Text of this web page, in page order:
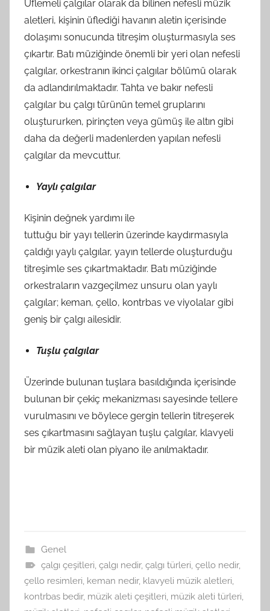
Üflemeli çalgılar olarak da bilinen nefesli müzik
aletleri, kişinin üflediği havanın aletin içerisinde
dolaşımı sonucunda titreşim oluşturmasıyla ses
çıkartır. Batı müziğinde önemli bir yeri olan nefesli
çalgılar, orkestranın ikinci çalgılar bölümü olarak
da adlandırılmaktadır. Tahta ve bakır nefesli
çalgılar bu çalgı türünün temel gruplarını
oluştururken, pirinçten veya gümüş ile altın gibi
daha da değerli madenlerden yapılan nefesli
çalgılar da mevcuttur.
Yaylı çalgılar
Kişinin değnek yardımı ile
tuttuğu bir yayı tellerin üzerinde kaydırmasıyla
çaldığı yaylı çalgılar, yayın tellerde oluşturduğu
titreşimle ses çıkartmaktadır. Batı müziğinde
orkestraların vazgeçilmez unsuru olan yaylı
çalgılar; keman, çello, kontrbas ve viyolalar gibi
geniş bir çalgı ailesidir.
Tuşlu çalgılar
Üzerinde bulunan tuşlara basıldığında içerisinde
bulunan bir çekiç mekanizması sayesinde tellere
vurulmasını ve böylece gergin tellerin titreşerek
ses çıkartmasını sağlayan tuşlu çalgılar, klavyeli
bir müzik aleti olan piyano ile anılmaktadır.
Genel
çalgı çeşitleri, çalgı nedir, çalgı türleri, çello nedir,
çello resimleri, keman nedir, klavyeli müzik aletleri,
kontrbas bedir, müzik aleti çeşitleri, müzik aleti türleri,